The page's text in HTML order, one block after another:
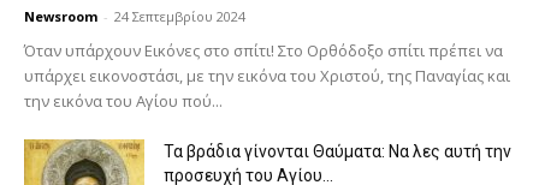
Newsroom - 24 Σεπτεμβρίου 2024
Όταν υπάρχουν Εικόνες στο σπίτι! Στο Ορθόδοξο σπίτι πρέπει να
υπάρχει εικονοστάσι, με την εικόνα του Χριστού, της Παν­αγίας και
την εικόνα του Αγίου πού...
Τα βράδια γίνονται Θαύματα: Να λες αυτή την
προσευχή του Αγίου...